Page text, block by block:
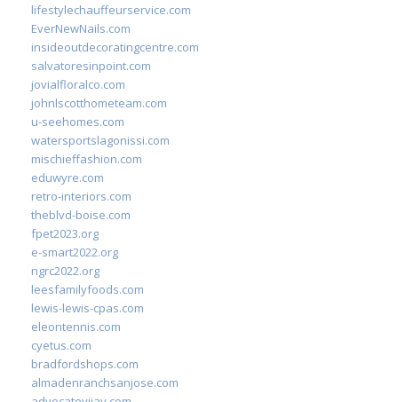
lifestylechauffeurservice.com
EverNewNails.com
insideoutdecoratingcentre.com
salvatoresinpoint.com
jovialfloralco.com
johnlscotthometeam.com
u-seehomes.com
watersportslagonissi.com
mischieffashion.com
eduwyre.com
retro-interiors.com
theblvd-boise.com
fpet2023.org
e-smart2022.org
ngrc2022.org
leesfamilyfoods.com
lewis-lewis-cpas.com
eleontennis.com
cyetus.com
bradfordshops.com
almadenranchsanjose.com